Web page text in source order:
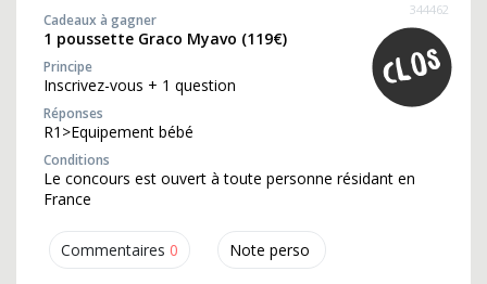
Commentaires 0 Note perso
344462
Cadeaux à gagner
1 poussette Graco Myavo (119€)
Principe
Inscrivez-vous + 1 question
Réponses
R1>Equipement bébé
Conditions
Le concours est ouvert à toute personne résidant en
France